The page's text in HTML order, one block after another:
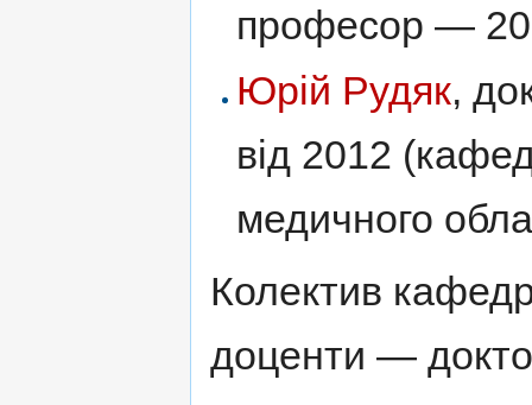
професор —
Юрій Рудяк,
від 2012
медичного
Колектив
доценти —